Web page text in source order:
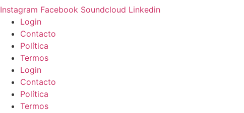
Instagram Facebook Soundcloud Linkedin
Login
Contacto
Política
Termos
Login
Contacto
Política
Termos